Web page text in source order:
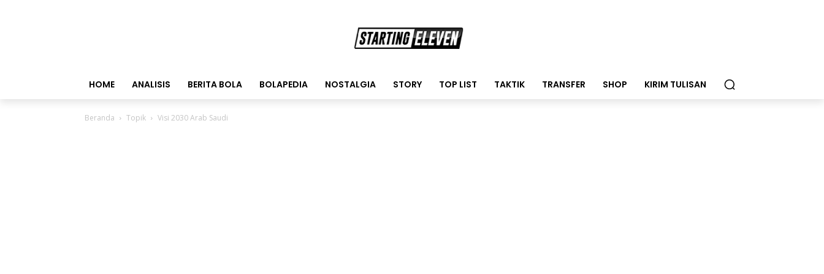
HOME ANALISIS BERITA BOLA BOLAPEDIA NOSTALGIA STORY TOP LIST TAKTIK TRANSFER SHOP KIRIM TULISAN
Beranda Topik Visi 2030 Arab Saudi